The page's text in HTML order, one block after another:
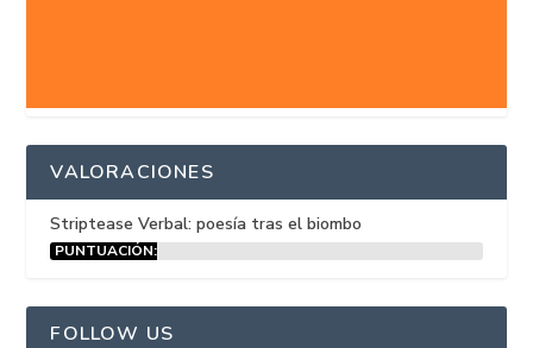
VALORACIONES
Striptease Verbal: poesía tras el biombo
PUNTUACIÓN:
FOLLOW US